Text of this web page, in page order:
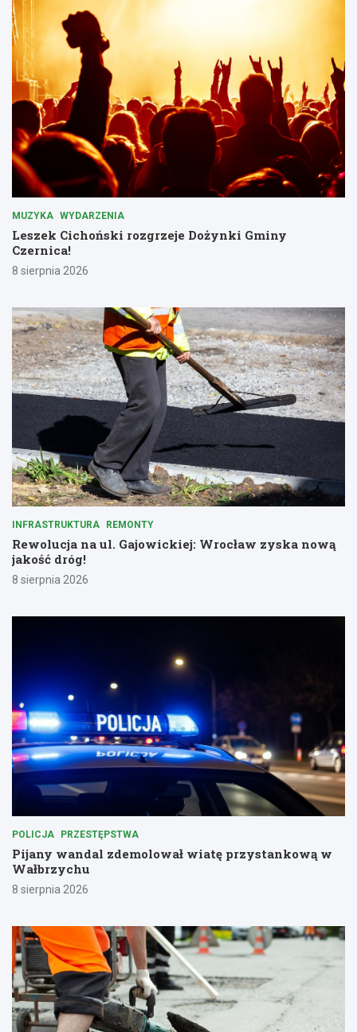
MUZYKA WYDARZENIA
Leszek Cichoński rozgrzeje Dożynki Gminy
Czernica!
8 sierpnia 2026
INFRASTRUKTURA REMONTY
Rewolucja na ul. Gajowickiej: Wrocław zyska nową
jakość dróg!
8 sierpnia 2026
POLICJA PRZESTĘPSTWA
Pijany wandal zdemolował wiatę przystankową w
Wałbrzychu
8 sierpnia 2026